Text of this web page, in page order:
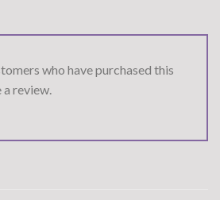
who have purchased this
review.